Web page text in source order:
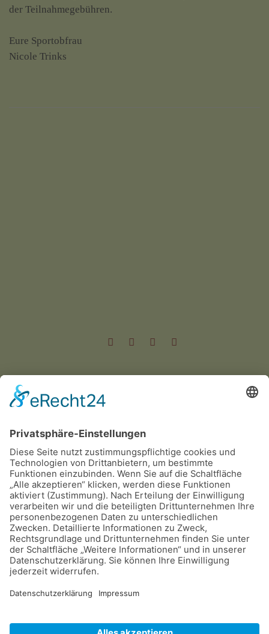
der Teilnahmegebühren.
Eure Sportobfrau
Nicole Trinks
Einladung Dummy Training
Meldeschein Dummy Trainig303
©2026 Dalmatiner Zucht Gemeinschaft